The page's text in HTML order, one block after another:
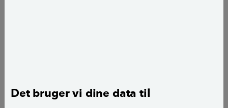
Det bruger vi dine data til